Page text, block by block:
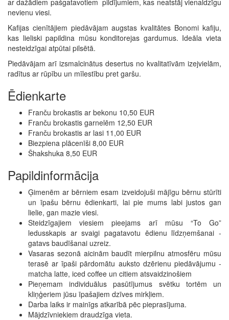
nevienu viesi.
Kafijas cienītājiem piedāvājam augstas kvalitātes Bonomi kafiju,
kas lieliski papildina mūsu konditorejas gardumus. Ideāla vieta
nesteidzīgai atpūtai pilsētā.
Piedāvājam arī izsmalcinātus desertus no kvalitatīvām izejvielām,
radītus ar rūpību un mīlestību pret garšu.
Ēdienkarte
Franču brokastis ar bekonu 10,50 EUR
Franču brokastis garnelēm 12,50 EUR
Franču brokastis ar lasi 11,00 EUR
Biezpiena plācenīši 8,00 EUR
Šhakshuka 8,50 EUR
Papildinformācija
Ģimenēm ar bērniem esam izveidojuši mājīgu bērnu stūrīti
un īpašu bērnu ēdienkarti, lai pie mums labi justos gan
lielie, gan mazie viesi.
Steidzīgajiem viesiem pieejams arī mūsu “To Go”
ledusskapis ar svaigi pagatavotu ēdienu līdzņemšanai -
gatavs baudīšanai uzreiz.
Vasaras sezonā aicinām baudīt mierpilnu atmosfēru mūsu
terasē ar īpaši pārdomātu auksto dzērienu piedāvājumu -
matcha latte, iced coffee un citiem atsvaidzinošiem
Pieņemam individuālus pasūtījumus svētku tortēm un
kliņģeriem jūsu īpašajiem dzīves mirkļiem.
Darba laiks ir mainīgs atkarībā pēc pieprasījuma.
Mājdzīvniekiem draudzīga vieta.